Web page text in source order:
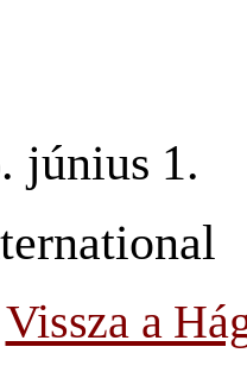
június 1.
Vissza a